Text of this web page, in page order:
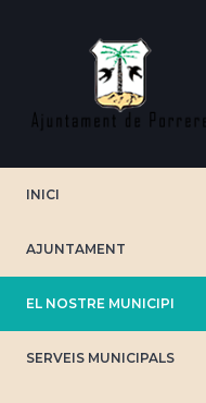
INICI
AJUNTAMENT
EL NOSTRE MUNICIPI
SERVEIS MUNICIPALS